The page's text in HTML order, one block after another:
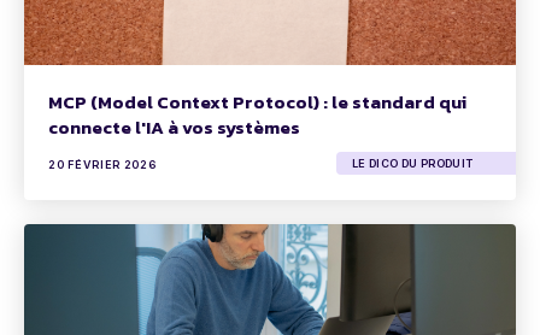
MCP (Model Context Protocol) : le standard qui
connecte l'IA à vos systèmes
20 FÉVRIER 2026 LE DICO DU PRODUIT